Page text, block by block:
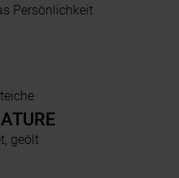
Persönlichkeit
Asteiche
geölt